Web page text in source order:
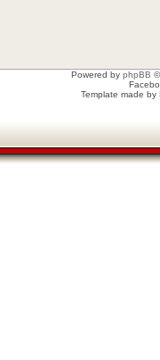
Powered by phpBB
Template made by